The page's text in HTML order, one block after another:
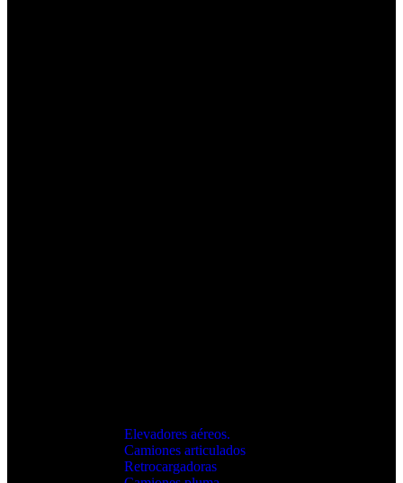
Elevadores aéreos.
Camiones articulados
Retrocargadoras